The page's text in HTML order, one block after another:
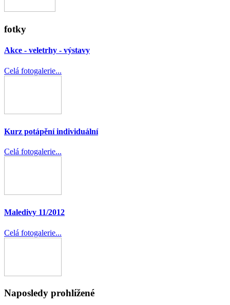
fotky
Akce - veletrhy - výstavy
Celá fotogalerie...
Kurz potápění individuální
Celá fotogalerie...
Maledivy 11/2012
Celá fotogalerie...
Naposledy prohlížené